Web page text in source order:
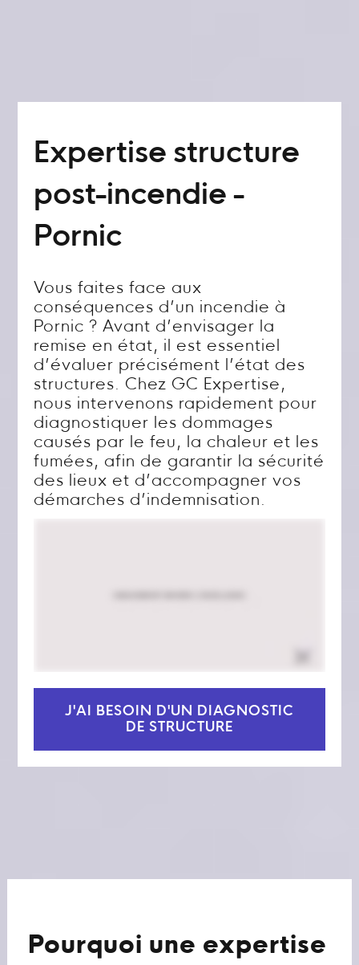
Expertise structure
post-incendie -
Pornic
Vous faites face aux
conséquences d’un incendie à
Pornic ? Avant d’envisager la
remise en état, il est essentiel
d’évaluer précisément l’état des
structures. Chez GC Expertise,
nous intervenons rapidement pour
diagnostiquer les dommages
causés par le feu, la chaleur et les
fumées, afin de garantir la sécurité
des lieux et d’accompagner vos
démarches d’indemnisation.
J'AI BESOIN D'UN DIAGNOSTIC
DE STRUCTURE
Pourquoi une expertise